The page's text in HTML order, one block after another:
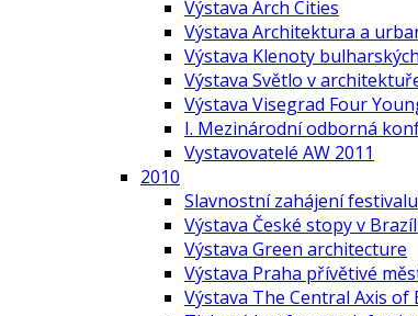
Výstava Arch Cities
Výstava Architektura a
Výstava Klenoty
Výstava Světlo v
Výstava Visegrad Four
I. Mezinárodní odborná
Vystavovatelé AW 2011
2010
Slavnostní zahájení festivalu
Výstava České stopy v
Výstava Green architecture
Výstava Praha přívětivé
Výstava The Central Axis of